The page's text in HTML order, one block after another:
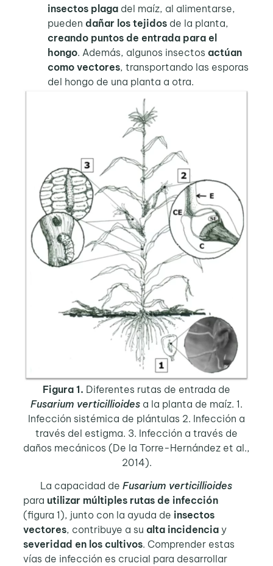
insectos plagadel maíz, al alimentarse,
pueden dañar los tejidosde la planta,
creando puntos de entrada para el
hongo. Además, algunos insectos actúan
como vectores, transportando las esporas
del hongo de una planta a otra.
Figura 1. Diferentes rutas de entrada de
Fusarium verticillioides a la planta de maíz. 1.
Infección sistémica de plántulas 2. Infección a
través del estigma. 3. Infección a través de
daños mecánicos (De la Torre-Hernández et al.,
2014).
La capacidad de Fusarium verticillioides
para utilizar múltiples rutas de infección
(figura 1), junto con la ayuda de insectos
vectores, contribuye a su alta incidenciay
severidad en los cultivos. Comprender estas
vías de infección es crucial para desarrollar